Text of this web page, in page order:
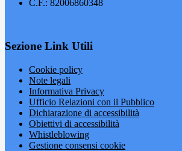
C.F.: 82006860348
Sezione Link Utili
Cookie policy
Note legali
Informativa Privacy
Ufficio Relazioni con il Pubblico
Dichiarazione di accessibilità
Obiettivi di accessibilità
Whistleblowing
Gestione consensi cookie